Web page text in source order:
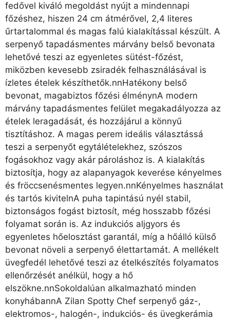
fedővel kiváló megoldást nyújt a mindennapi
főzéshez, hiszen 24 cm átmérővel, 2,4 literes
űrtartalommal és magas falú kialakítással készült. A
serpenyő tapadásmentes márvány belső bevonata
lehetővé teszi az egyenletes sütést-főzést,
miközben kevesebb zsiradék felhasználásával is
ízletes ételek készíthetők.nnHatékony belső
bevonat, magabiztos főzési élménynA modern
márvány tapadásmentes felület megakadályozza az
ételek leragadását, és hozzájárul a könnyű
tisztításhoz. A magas perem ideális választássá
teszi a serpenyőt egytálételekhez, szószos
fogásokhoz vagy akár pároláshoz is. A kialakítás
biztosítja, hogy az alapanyagok keverése kényelmes
és fröccsenésmentes legyen.nnKényelmes használat
és tartós kivitelnA puha tapintású nyél stabil,
biztonságos fogást biztosít, még hosszabb főzési
folyamat során is. Az indukciós aljgyors és
egyenletes hőelosztást garantál, míg a hőálló külső
bevonat növeli a serpenyő élettartamát. A mellékelt
üvegfedél lehetővé teszi az ételkészítés folyamatos
ellenőrzését anélkül, hogy a hő
elszökne.nnSokoldalúan alkalmazható minden
konyhábannA Zilan Spotty Chef serpenyő gáz-,
elektromos-, halogén-, indukciós- és üvegkerámia